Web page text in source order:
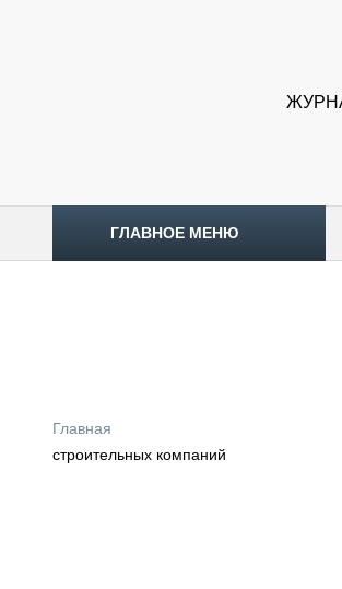
ГЛАВНОЕ МЕНЮ
ОБЗОР РЫНКА
Главная
строительных компаний